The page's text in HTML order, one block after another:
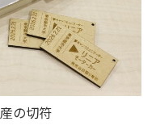
の切符